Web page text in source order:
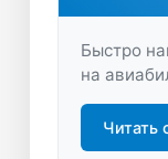
Быстро
на
Удобное
Читать